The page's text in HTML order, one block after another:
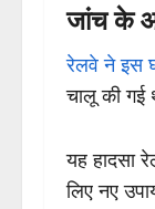
जांच के
रेलवे ने इस
चालू की गई
यह हादसा
लिए नए